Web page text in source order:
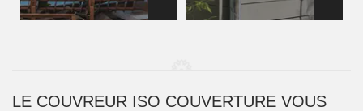
LE COUVREUR ISO COUVERTURE VOUS